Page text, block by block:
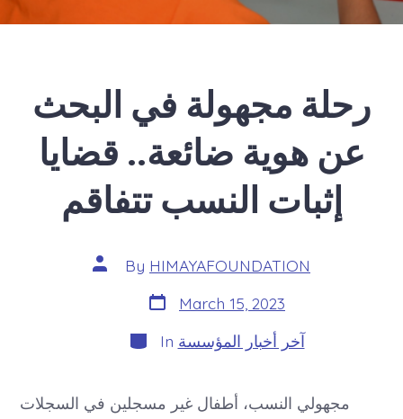
رحلة مجهولة في البحث
عن هوية ضائعة.. قضايا
إثبات النسب تتفاقم
Post
author
By HIMAYAFOUNDATION
Post
date
March 15, 2023
Categories
In آخر أخبار المؤسسة
مجهولي النسب، أطفال غير مسجلين في السجلات